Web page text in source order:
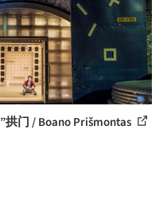
门 / Boano Prišmontas